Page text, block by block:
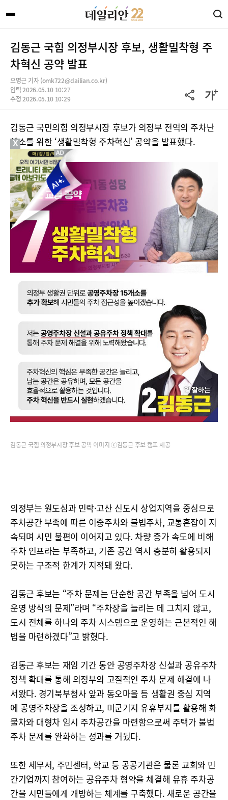
김동근 국힘 의정부시장 후보, 생활밀착형 주
차혁신 공약 발표
오명근 기자 (omk722@dailian.co.kr)
입력 2026.05.10 10:27
수정 2026.05.10 10:29
김동근 국민의힘 의정부시장 후보가 의정부 전역의 주차난
해소를 위한 ‘생활밀착형 주차혁신’ 공약을 발표했다.
김동근 국힘 의정부시장 후보 공약 이미지 ⓒ김동근 후보 캠프 제공
의정부는 원도심과 민락·고산 신도시 상업지역을 중심으로
주차공간 부족에 따른 이중주차와 불법주차, 교통혼잡이 지
속되며 시민 불편이 이어지고 있다. 차량 증가 속도에 비해
주차 인프라는 부족하고, 기존 공간 역시 충분히 활용되지
못하는 구조적 한계가 지적돼 왔다.
김동근 후보는 “주차 문제는 단순한 공간 부족을 넘어 도시
운영 방식의 문제”라며 “주차장을 늘리는 데 그치지 않고,
도시 전체를 하나의 주차 시스템으로 운영하는 근본적인 해
법을 마련하겠다”고 밝혔다.
김동근 후보는 재임 기간 동안 공영주차장 신설과 공유주차
정책 확대를 통해 의정부의 고질적인 주차 문제 해결에 나
서왔다. 경기북부청사 앞과 동오마을 등 생활권 중심 지역
에 공영주차장을 조성하고, 미군기지 유휴부지를 활용해 화
물차와 대형차 임시 주차공간을 마련함으로써 주택가 불법
주차 문제를 완화하는 성과를 거뒀다.
또한 세무서, 주민센터, 학교 등 공공기관은 물론 교회와 민
간기업까지 참여하는 공유주차 협약을 체결해 유휴 주차공
간을 시민들에게 개방하는 체계를 구축했다. 새로운 공간을
X